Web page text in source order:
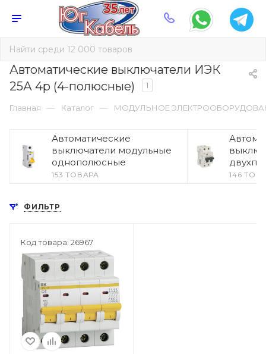
Автоматические выключатели ИЭК
25А 4p (4-полюсные)
1
Главная — Каталог — МОДУЛЬНОЕ
Автоматические
выключатели модульные
однополюсные
153 ТОВАРА 146
ФИЛЬТР
Код товара: 26967